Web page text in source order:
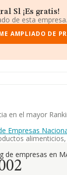
Sl ¡Es gratis!
de esta empresa.
AMPLIADO DE
en el mayor
Empresas
de empresas en